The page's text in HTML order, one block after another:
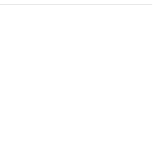
Елена Рыбакина